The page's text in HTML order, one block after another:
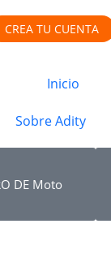
CREA TU CUENTA
Inicio
Sobre Adity
DE Moto